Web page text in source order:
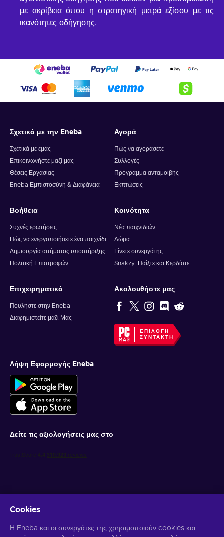
με ακρίβεια όπου η στρατηγική μετρά εξίσου με τις
ικανότητες οδήγησης.
Σχετικά με την Eneba
Σχετικά με εμάς
Επικοινωνήστε μαζί μας
Θέσεις Εργασίας
Eneba Εμπιστοσύνη & Διαφάνεια
Αγορά
Πώς να αγοράσετε
Συλλογές
Πρόγραμμα ανταμοιβής
Εκπτώσεις
Βοήθεια
Συχνές ερωτήσεις
Πώς να ενεργοποιήσετε ένα παιχνίδι
Δημιουργία αιτήματος υποστήριξης
Πολιτική Επιστροφών
Κοινότητα
Νέα παιχνιδιών
Δώρα
Γίνετε συνεργάτης
Snakzy: Παίξτε και Κερδίστε
Επιχειρηματικά
Πουλήστε στην Eneba
Διαφημιστείτε μαζί Μας
Ακολουθήστε μας
ΕΠΙΛΟΓΉ
ΣΥΝΤΆΚΤΗ
Λήψη Εφαρμογής Eneba
Δείτε τις αξιολογήσεις μας στο
Λάβετε προσωποποιημένες προσφορές για παιχνίδια
Cookies
Η Eneba και οι συνεργάτες της χρησιμοποιούν cookies και